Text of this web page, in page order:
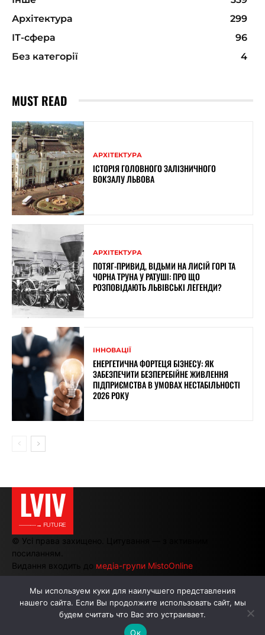
Архітектура
299
ІТ-сфера
96
Без категорії
4
MUST READ
АРХІТЕКТУРА
ІСТОРІЯ ГОЛОВНОГО ЗАЛІЗНИЧНОГО
ВОКЗАЛУ ЛЬВОВА
АРХІТЕКТУРА
ПОТЯГ-ПРИВИД, ВІДЬМИ НА ЛИСІЙ ГОРІ ТА
ЧОРНА ТРУНА У РАТУШІ: ПРО ЩО
РОЗПОВІДАЮТЬ ЛЬВІВСЬКІ ЛЕГЕНДИ?
ІННОВАЦІЇ
ЕНЕРГЕТИЧНА ФОРТЕЦЯ БІЗНЕСУ: ЯК
ЗАБЕЗПЕЧИТИ БЕЗПЕРЕБІЙНЕ ЖИВЛЕННЯ
ПІДПРИЄМСТВА В УМОВАХ НЕСТАБІЛЬНОСТІ
2026 РОКУ
LVIV
———→ FUTURE
© Усі права захищено. Цитування — з активним
посиланням.
Видання входить до медіа-групи MistoOnline
АВТОРИ РЕКЛАМА НА САЙТІ
Мы используем куки для наилучшего представления
нашего сайта. Если Вы продолжите использовать сайт, мы
будем считать что Вас это устраивает.
Ок